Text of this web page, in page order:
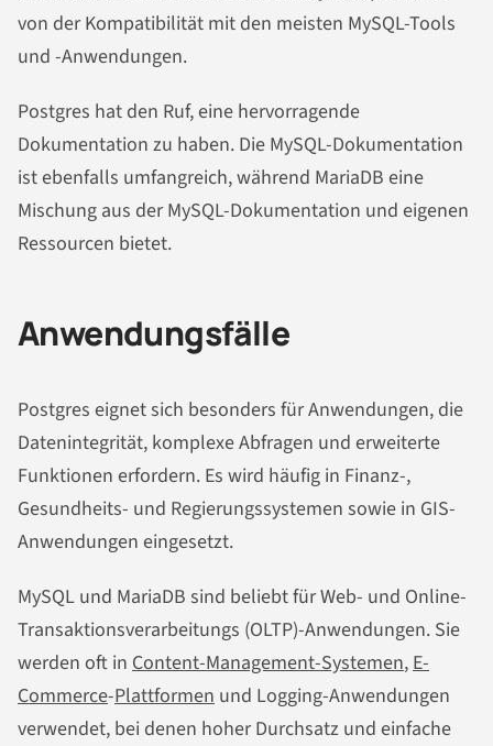
von der Kompatibilität mit den meisten MySQL-Tools
und -Anwendungen.
Postgres hat den Ruf, eine hervorragende
Dokumentation zu haben. Die MySQL-Dokumentation
ist ebenfalls umfangreich, während MariaDB eine
Mischung aus der MySQL-Dokumentation und eigenen
Ressourcen bietet.
Anwendungsfälle
Postgres eignet sich besonders für Anwendungen, die
Datenintegrität, komplexe Abfragen und erweiterte
Funktionen erfordern. Es wird häufig in Finanz-,
Gesundheits- und Regierungssystemen sowie in GIS-
Anwendungen eingesetzt.
MySQL und MariaDB sind beliebt für Web- und Online-
Transaktionsverarbeitungs (OLTP)-Anwendungen. Sie
werden oft in Content-Management-Systemen, E-
Commerce-Plattformen und Logging-Anwendungen
verwendet, bei denen hoher Durchsatz und einfache